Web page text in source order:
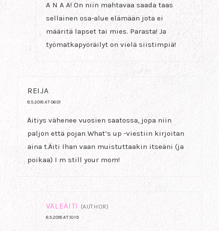
A N A A! On niin mahtavaa saada taas
sellainen osa-alue elämään jota ei
määritä lapset tai mies. Parasta! Ja
työmatkapyöräilyt on vielä siistimpiä!
REIJA
8.5.2018 AT 06:01
Äitiys vähenee vuosien saatossa, jopa niin
paljon että pojan What’s up -viestiin kirjoitan
aina t.Äiti Ihan vaan muistuttaakin itseäni (ja
poikaa) I m still your mom!
VALEÄITI (AUTHOR)
8.5.2018 AT 10:19